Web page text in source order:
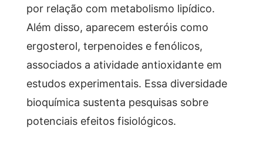
por relação com metabolismo lipídico.
Além disso, aparecem esteróis como
ergosterol, terpenoides e fenólicos,
associados a atividade antioxidante em
estudos experimentais. Essa diversidade
bioquímica sustenta pesquisas sobre
potenciais efeitos fisiológicos.